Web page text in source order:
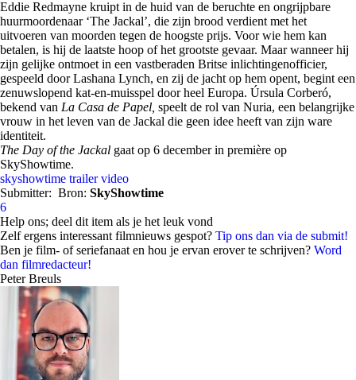
Eddie Redmayne kruipt in de huid van de beruchte en ongrijpbare
huurmoordenaar ‘The Jackal’, die zijn brood verdient met het
uitvoeren van moorden tegen de hoogste prijs. Voor wie hem kan
betalen, is hij de laatste hoop of het grootste gevaar. Maar wanneer hij
zijn gelijke ontmoet in een vastberaden Britse inlichtingenofficier,
gespeeld door Lashana Lynch, en zij de jacht op hem opent, begint een
zenuwslopend kat-en-muisspel door heel Europa. Úrsula Corberó,
bekend van La Casa de Papel, speelt de rol van Nuria, een belangrijke
vrouw in het leven van de Jackal die geen idee heeft van zijn ware
identiteit.
The Day of the Jackal gaat op 6 december in première op
SkyShowtime.
skyshowtime trailer video
Submitter: Bron: SkyShowtime
6
Help ons; deel dit item als je het leuk vond
Zelf ergens interessant filmnieuws gespot? Tip ons dan via de submit!
Ben je film- of seriefanaat en hou je ervan erover te schrijven? Word
dan filmredacteur!
Peter Breuls